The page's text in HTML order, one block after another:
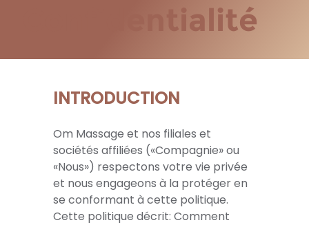
Confidentialité
Foire aux questions
Vortex - Waiver & Disclaimer Vortex -
INTRODUCTION
Om Massage et nos filiales et
sociétés affiliées («Compagnie» ou
«Nous») respectons votre vie privée
et nous engageons à la protéger en
se conformant à cette politique.
Cette politique décrit: Comment